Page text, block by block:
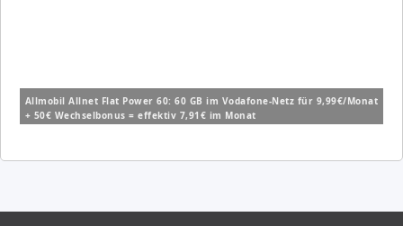
Allmobil Allnet Flat Power 60: 60 GB im Vodafone-Netz für 9,99€/Monat
+ 50€ Wechselbonus = effektiv 7,91€ im Monat